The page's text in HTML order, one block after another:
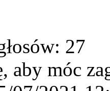
27
aby móc